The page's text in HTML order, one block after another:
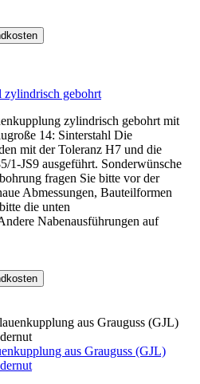
gebohrt
zylindrisch gebohrt mit
14: Sinterstahl Die
mit der Toleranz H7 und die
1-JS9 ausgeführt. Sonderwünsche
fragen Sie bitte vor der
Abmessungen, Bauteilformen
die unten
Nabenausführungen auf
aus Grauguss (GJL)